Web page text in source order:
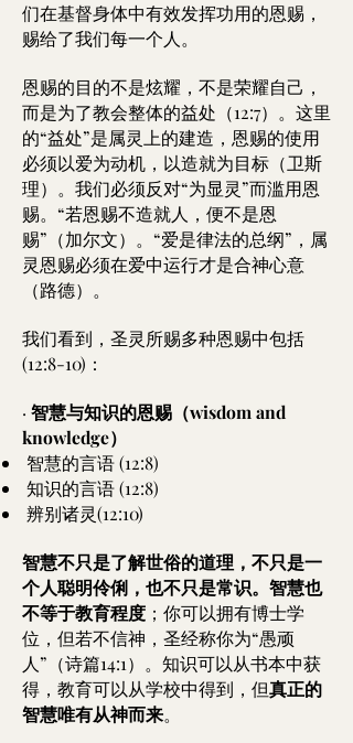
们在基督身体中有效发挥功用的恩赐，
赐给了我们每一个人。
恩赐的目的不是炫耀，不是荣耀自己，
而是为了教会整体的益处（12:7）。这里
的“益处”是属灵上的建造，恩赐的使用
必须以爱为动机，以造就为目标（卫斯
理）。我们必须反对“为显灵”而滥用恩
赐。“若恩赐不造就人，便不是恩
赐”（加尔文）。“爱是律法的总纲”，属
灵恩赐必须在爱中运行才是合神心意
（路德）。
我们看到，圣灵所赐多种恩赐中包括
(12:8-10)：
· 智慧与知识的恩赐（wisdom and
knowledge）
智慧的言语 (12:8)
知识的言语 (12:8)
辨别诸灵(12:10)
智慧不只是了解世俗的道理，不只是一
个人聪明伶俐，也不只是常识。智慧也
不等于教育程度 ；你可以拥有博士学
位，但若不信神，圣经称你为“愚顽
人”（诗篇14:1）。知识可以从书本中获
得，教育可以从学校中得到，但真正的
智慧唯有从神而来。